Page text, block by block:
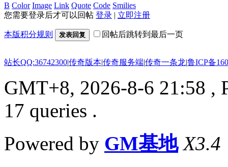
B Color Image Link Quote Code Smilies
您需要登录后才可以回帖 登录 | 立即注册
本版积分规则 发表回复 回帖后跳转到最后一页
站长QQ:36742300|传奇版本|传奇服务端|传奇一条龙|鲁ICP备
GMT+8, 2026-8-6 21:58 ,
17 queries .
Powered by GM基地 X3.4